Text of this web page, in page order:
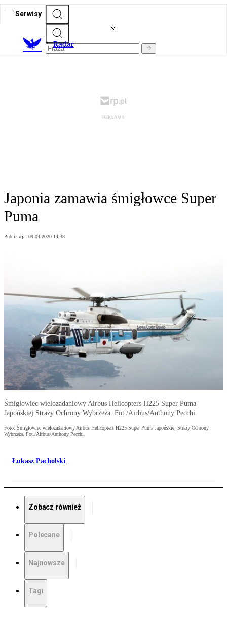
Serwisy
Radar
Japonia zamawia śmigłowce Super
Puma
Publikacja: 09.04.2020 14:38
Śmigłowiec wielozadaniowy Airbus Helicopters H225 Super Puma
Japońskiej Straży Ochrony Wybrzeża. Fot./Airbus/Anthony Pecchi.
Foto: Śmigłowiec wielozadaniowy Airbus Helicopters H225 Super Puma Japońskiej Straży Ochrony
Wybrzeża. Fot./Airbus/Anthony Pecchi.
Łukasz Pacholski
Zobacz również
Polecane
Najnowsze
Tagi